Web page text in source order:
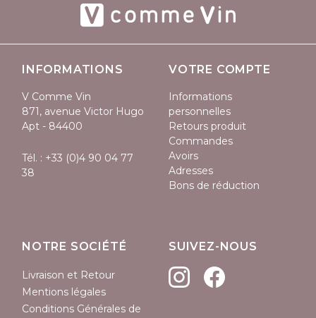
INFORMATIONS
V Comme Vin
871, avenue Victor Hugo
Apt - 84400
Tél. : +33 (0)4 90 04 77
38
VOTRE COMPTE
Informations
personnelles
Retours produit
Commandes
Avoirs
Adresses
Bons de réduction
NOTRE SOCIÉTÉ
Livraison et Retour
Mentions légales
Conditions Générales de
SUIVEZ-NOUS